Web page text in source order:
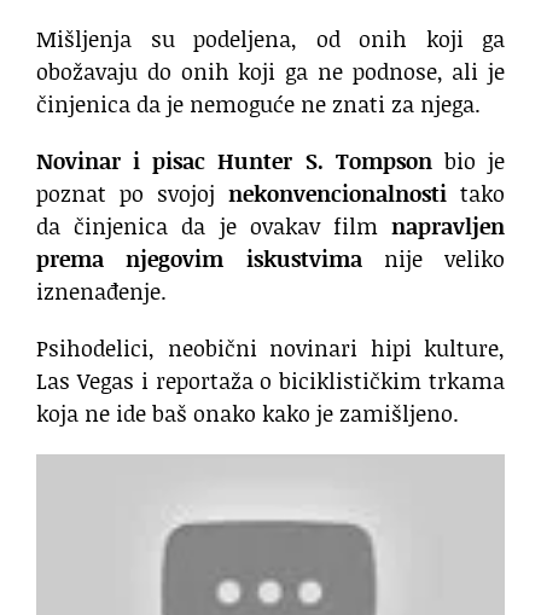
Mišljenja su podeljena, od onih koji ga
obožavaju do onih koji ga ne podnose, ali je
činjenica da je nemoguće ne znati za njega.
Novinar i pisac Hunter S. Tompsonbio je
poznat po svojoj nekonvencionalnosti tako
da činjenica da je ovakav film napravljen
prema njegovim iskustvimanije veliko
iznenađenje.
Psihodelici, neobični novinari hipi kulture,
Las Vegas i reportaža o biciklističkim trkama
koja ne ide baš onako kako je zamišljeno.